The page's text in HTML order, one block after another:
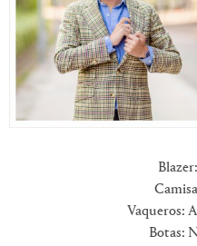
Vaqueros:
Botas: